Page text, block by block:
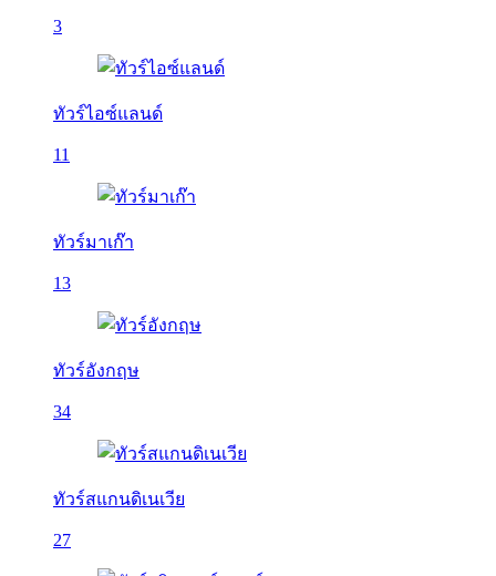
3
ทัวร์ไอซ์แลนด์
11
ทัวร์มาเก๊า
13
ทัวร์อังกฤษ
34
ทัวร์สแกนดิเนเวีย
27